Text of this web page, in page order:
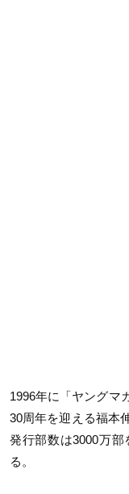
1996年に「ヤングマ
30周年を迎える福本
発行部数は3000万
る。